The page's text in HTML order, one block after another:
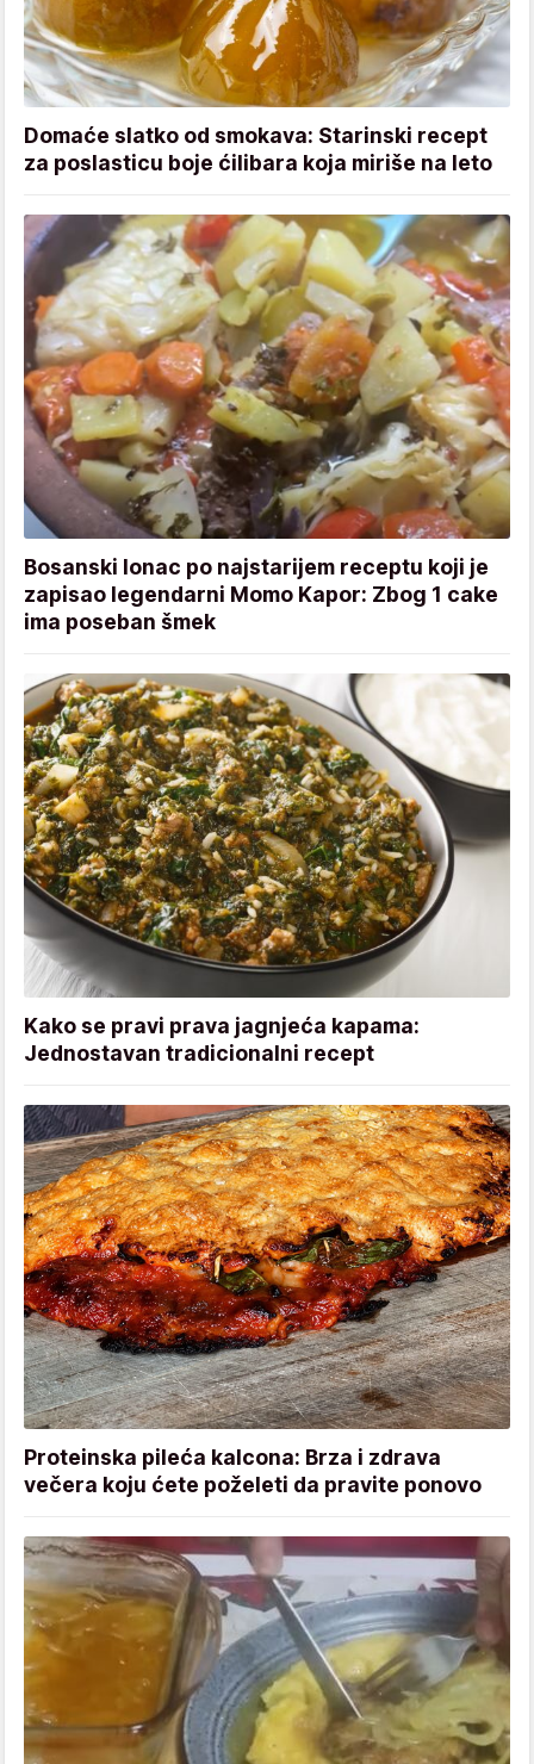
Domaće slatko od smokava: Starinski recept
za poslasticu boje ćilibara koja miriše na leto
Bosanski lonac po najstarijem receptu koji je
zapisao legendarni Momo Kapor: Zbog 1 cake
ima poseban šmek
Kako se pravi prava jagnjeća kapama:
Jednostavan tradicionalni recept
Proteinska pileća kalcona: Brza i zdrava
večera koju ćete poželeti da pravite ponovo